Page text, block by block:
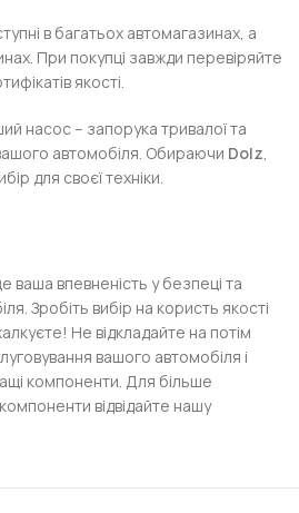
в багатьох автомагазинах, а
При покупці завжди перевіряйте
якості.
насос – запорука тривалої та
автомобіля. Обираючи Dolz,
для своєї техніки.
ваша впевненість у безпеці та
Зробіть вибір на користь якості
Не відкладайте на потім
вашого автомобіля і
компоненти. Для більше
відвідайте нашу